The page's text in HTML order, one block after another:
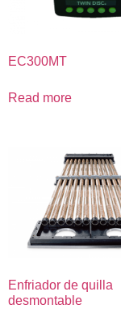
EC300MT
Read more
Enfriador de quilla
desmontable